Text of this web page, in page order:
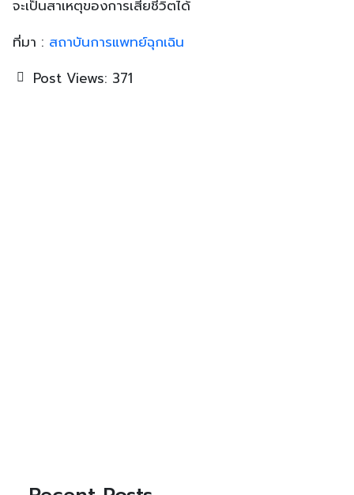
จะเป็นสาเหตุของการเสียชีวิตได้
ที่มา : สถาบันการแพทย์ฉุกเฉิน
Post Views: 371